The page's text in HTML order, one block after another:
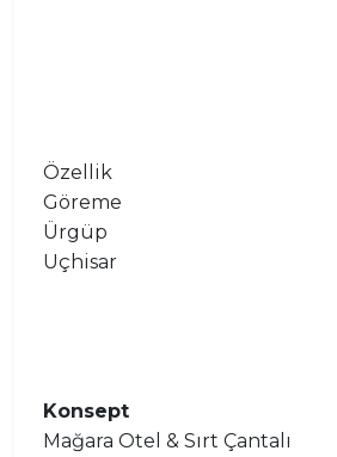
Özellik
Göreme
Ürgüp
Uçhisar
Konsept
Mağara Otel & Sırt Çantalı